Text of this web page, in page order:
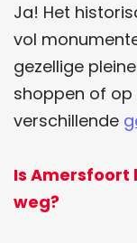
Ja! Het
vol
gezellige
shoppen of op
verschillende
Is Amersfoort
weg?